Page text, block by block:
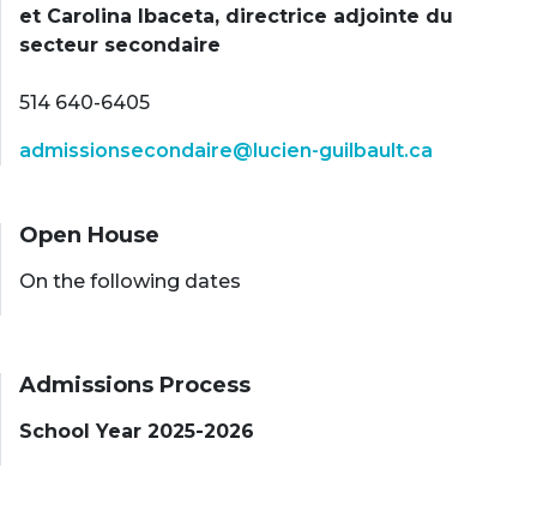
et Carolina Ibaceta, directrice adjointe du
secteur secondaire
514 640-6405
admissionsecondaire@lucien-guilbault.ca
Open House
On the following dates
Admissions Process
School Year 2025-2026